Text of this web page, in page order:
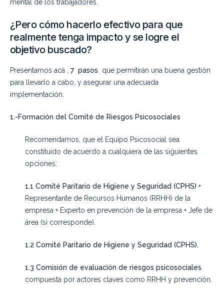
mental de los trabajadores.
¿Pero cómo hacerlo efectivo para que
realmente tenga impacto y se logre el
objetivo buscado?
Presentamos acá , 7 pasos que permitirán una buena gestión
para llevarlo a cabo, y asegurar una adecuada
implementación.
1.-Formación del Comité de Riesgos Psicosociales
Recomendamos, que el Equipo Psicosocial sea
constituido de acuerdo a cualquiera de las siguientes
opciones:
1.1 Comité Paritario de Higiene y Seguridad (CPHS) +
Representante de Recursos Humanos (RRHH) de la
empresa + Experto en prevención de la empresa + Jefe de
área (si corresponde).
1.2 Comité Paritario de Higiene y Seguridad (CPHS).
1.3 Comisión de evaluación de riesgos psicosociales
compuesta por actores claves como RRHH y prevención.